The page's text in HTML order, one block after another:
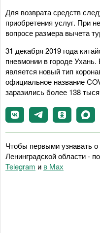
Для возврата средств
приобретения услуг. При
вопросе размера вычета
31 декабря 2019 года
пневмонии в городе
является новый тип
официальное название
заразились более 138
Чтобы первыми узнавать
Ленинградской области -
Telegram и в Maх